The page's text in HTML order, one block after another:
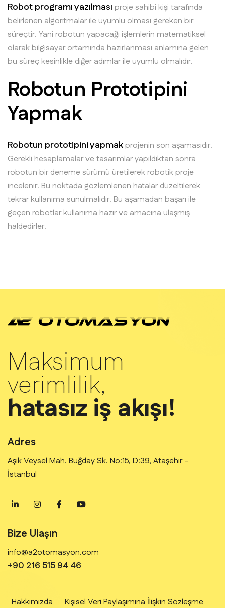
Robot programı yazılması proje sahibi kişi tarafında
belirlenen algoritmalar ile uyumlu olması gereken bir
süreçtir. Yani robotun yapacağı işlemlerin matematiksel
olarak bilgisayar ortamında hazırlanması anlamına gelen
bu süreç kesinlikle diğer adımlar ile uyumlu olmalıdır.
Robotun Prototipini
Yapmak
Robotun prototipini yapmakprojenin son aşamasıdır.
Gerekli hesaplamalar ve tasarımlar yapıldıktan sonra
robotun bir deneme sürümü üretilerek robotik proje
incelenir. Bu noktada gözlemlenen hatalar düzeltilerek
tekrar kullanıma sunulmalıdır. Bu aşamadan başarı ile
geçen robotlar kullanıma hazır ve amacına ulaşmış
haldedirler.
Maksimum
verimlilik,
hatasız iş akışı!
Adres
Aşık Veysel Mah. Buğday Sk. No:15, D:39, Ataşehir -
İstanbul
Bize Ulaşın
info@a2otomasyon.com
+90 216 515 94 46
Hakkımızda Kişisel Veri Paylaşımına İlişkin Sözleşme